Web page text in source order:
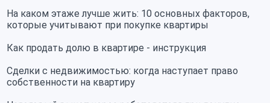
На каком этаже лучше жить: 10 основных факторов,
которые учитывают при покупке квартиры
Как продать долю в квартире - инструкция
Сделки с недвижимостью: когда наступает право
собственности на квартиру